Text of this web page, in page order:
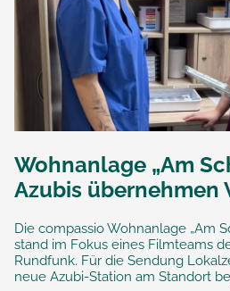
Wohnanlage „Am
Azubis übernehmen
Die compassio Wohnanlage „Am
stand im Fokus eines Filmteams
Rundfunk. Für die Sendung
neue Azubi-Station am Standort